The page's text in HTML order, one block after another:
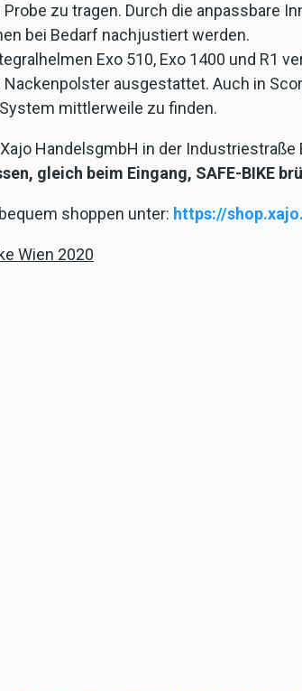
zu tragen. Durch die anpassbare
bei Bedarf nachjustiert werden.
Exo 510, Exo 1400 und R1
ausgestattet. Auch in
mittlerweile zu finden.
HandelsgmbH in der Industriestraße
gleich beim Eingang, SAFE-BIKE
shoppen unter: https://
Wien 2020